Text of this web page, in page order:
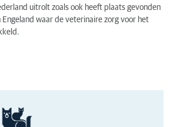
uitrolt zoals ook heeft plaats gevonden
Engeland waar de veterinaire zorg voor het